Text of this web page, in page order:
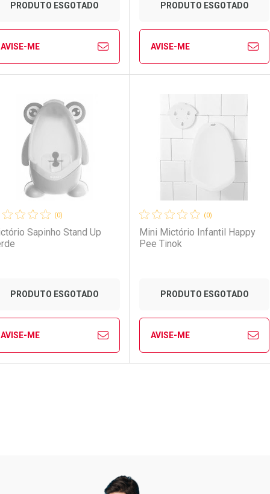
PRODUTO ESGOTADO
AVISE-ME
Ver Desconto Convênio
Menos
PRODUTO ESGOTADO
AVISE-ME
Laboratório
Ver Desconto Convênio
Por Menos
(0)
Sapinho Stand Up
PRODUTO ESGOTADO
AVISE-ME
(0)
Mini Mictório Infantil Happy
Pee Tinok
PRODUTO ESGOTADO
AVISE-ME